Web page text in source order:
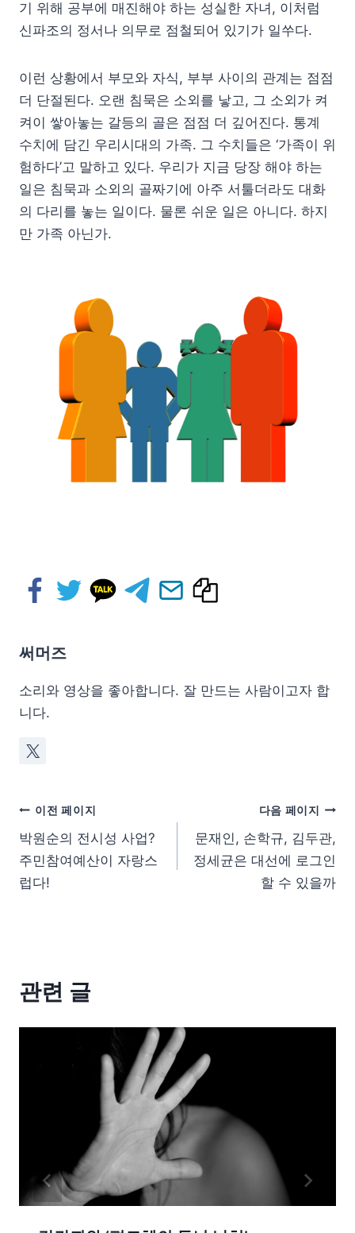
기 위해 공부에 매진해야 하는 성실한 자녀, 이처럼
신파조의 정서나 의무로 점철되어 있기가 일쑤다.
이런 상황에서 부모와 자식, 부부 사이의 관계는 점점
더 단절된다. 오랜 침묵은 소외를 낳고, 그 소외가 켜
켜이 쌓아놓는 갈등의 골은 점점 더 깊어진다. 통계
수치에 담긴 우리시대의 가족. 그 수치들은 ‘가족이 위
험하다’고 말하고 있다. 우리가 지금 당장 해야 하는
일은 침묵과 소외의 골짜기에 아주 서툴더라도 대화
의 다리를 놓는 일이다. 물론 쉬운 일은 아니다. 하지
만 가족 아닌가.
써머즈
소리와 영상을 좋아합니다. 잘 만드는 사람이고자 합
니다.
이전 페이지
박원순의 전시성 사업?
주민참여예산이 자랑스
럽다!
다음 페이지
문재인, 손학규, 김두관,
정세균은 대선에 로그인
할 수 있을까
관련 글